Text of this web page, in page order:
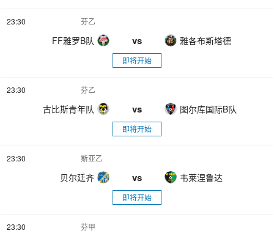
23:30 芬乙
FF雅罗B队 vs 雅各布斯塔德
即将开始
23:30 芬乙
古比斯青年队 vs 图尔库国际B队
即将开始
23:30 斯亚乙
贝尔廷齐 vs 韦莱涅鲁达
即将开始
23:30 芬甲